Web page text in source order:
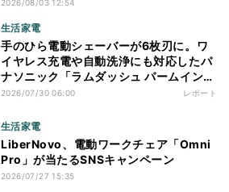
2026/08/03 12:54
生活家電
手のひら電動シェーバーが6枚刃に。ワ
イヤレス充電や自動洗浄にも対応したパ
ナソニック「ラムダッシュ パームイン
プロ」を体験
2026/07/30 06:00 レポート
生活家電
LiberNovo、電動ワークチェア「Omni
Pro」が当たるSNSキャンペーン
2026/07/27 15:35